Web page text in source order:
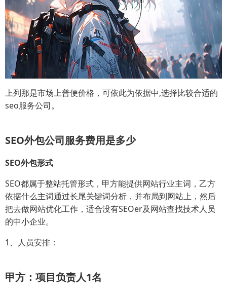
上列那是市场上普便价格，可依此为依据中,选择比较合适的
seo服务公司。
SEO外包公司服务费用是多少
SEO外包形式
SEO都属于整站托管形式，甲方能提供网站行业主词，乙方
依据什么主词通过长尾关键词分析，并布局到网站上，然后
把去做网站优化工作，适合没有SEOer及网站查找技术人员
的中小企业。
1、人员安排：
甲方：项目负责人1名